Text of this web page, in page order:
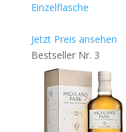
Einzelflasche
Jetzt Preis ansehen
Bestseller Nr. 3